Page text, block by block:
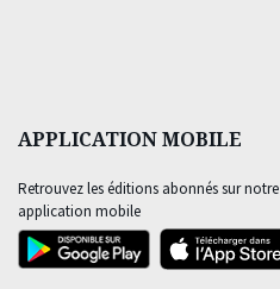
APPLICATION MOBILE
Retrouvez les éditions abonnés sur notre
application mobile